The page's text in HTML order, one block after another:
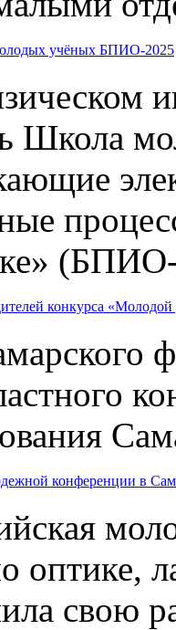
учёных БПИО-2025
Школа
конкурса
конференции в
оптике,
свою